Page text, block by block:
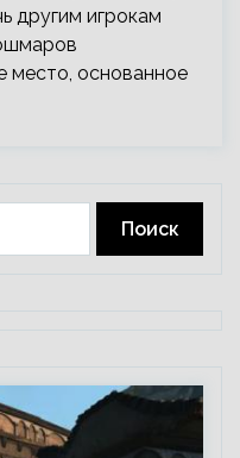
другим игрокам
место, основанное